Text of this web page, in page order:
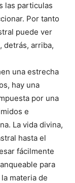
las particulas
Por tanto
puede ver
detrás, arriba,
una estrecha
hay una
por una
e
La vida divina,
hasta el
fácilmente
para
materia de